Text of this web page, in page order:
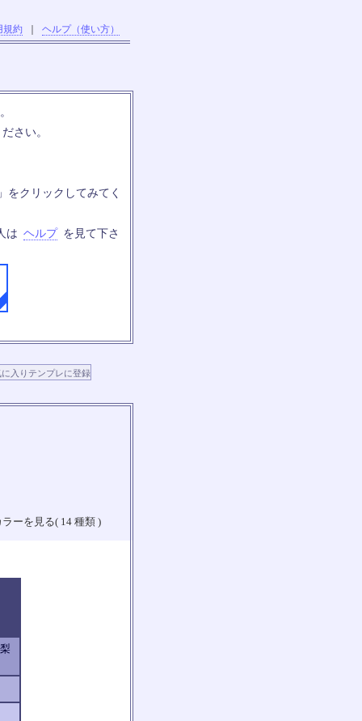
規約 ヘルプ（使い方）
さい。
をクリックしてみてく
は ヘルプ を見て下さ
ーを見る( 14 種類 )